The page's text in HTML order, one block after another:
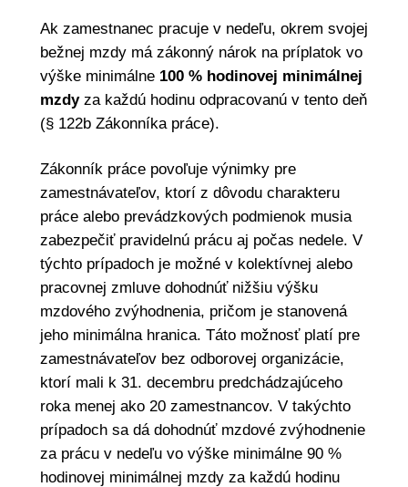
Ak zamestnanec pracuje v nedeľu, okrem svojej
bežnej mzdy má zákonný nárok na príplatok vo
výške minimálne 100 % hodinovej minimálnej
mzdyza každú hodinu odpracovanú v tento deň
(§ 122b Zákonníka práce).
Zákonník práce povoľuje výnimky pre
zamestnávateľov, ktorí z dôvodu charakteru
práce alebo prevádzkových podmienok musia
zabezpečiť pravidelnú prácu aj počas nedele. V
týchto prípadoch je možné v kolektívnej alebo
pracovnej zmluve dohodnúť nižšiu výšku
mzdového zvýhodnenia, pričom je stanovená
jeho minimálna hranica. Táto možnosť platí pre
zamestnávateľov bez odborovej organizácie,
ktorí mali k 31. decembru predchádzajúceho
roka menej ako 20 zamestnancov. V takýchto
prípadoch sa dá dohodnúť mzdové zvýhodnenie
za prácu v nedeľu vo výške minimálne 90 %
hodinovej minimálnej mzdy za každú hodinu